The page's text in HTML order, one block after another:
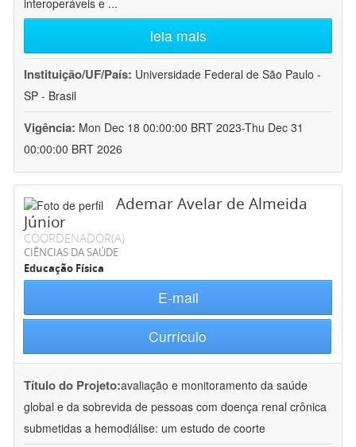
interoperáveis e ...
leia mais
Instituição/UF/País: Universidade Federal de São Paulo -
SP - Brasil
Vigência: Mon Dec 18 00:00:00 BRT 2023-Thu Dec 31
00:00:00 BRT 2026
Ademar Avelar de Almeida
Júnior
COORDENADOR(A)
CIÊNCIAS DA SAÚDE
Educação Física
E-mail
Currículo
Título do Projeto:avaliação e monitoramento da saúde
global e da sobrevida de pessoas com doença renal crônica
submetidas a hemodiálise: um estudo de coorte